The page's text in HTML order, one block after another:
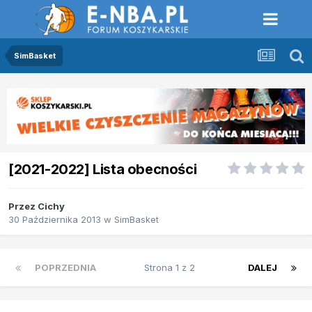
SimBasket
[2021-2022] Lista obecności
Przez Cichy
30 Października 2013 w SimBasket
POPRZEDNIA DALEJ
Strona 1 z 2